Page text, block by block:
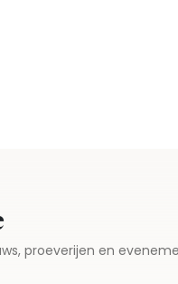
proeverijen en